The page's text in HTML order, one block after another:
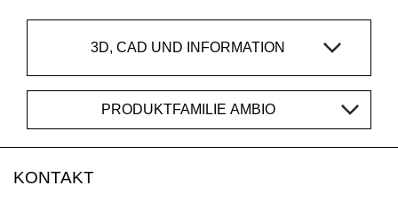
3D, CAD UND INFORMATION
PRODUKTFAMILIE AMBIO
KONTAKT